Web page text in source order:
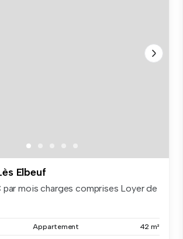
Elbeuf
mois charges comprises Loyer de
Appartement 42 m²